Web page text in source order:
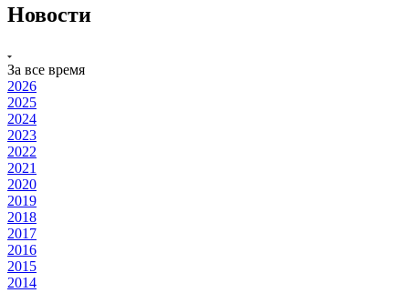
Новости
За все время
2026
2025
2024
2023
2022
2021
2020
2019
2018
2017
2016
2015
2014